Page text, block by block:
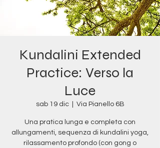
Kundalini Extended
Practice: Verso la
Luce
sab 19 dic
  |
Via Pianello 6B
Una pratica lunga e completa con
allungamenti, sequenza di kundalini yoga,
rilassamento profondo (con gong o